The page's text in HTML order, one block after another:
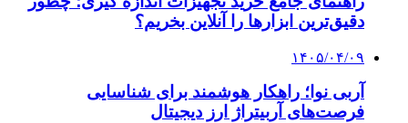
دقیق‌ترین ابزارها را آنلاین بخریم؟
۱۴۰۵/۰۴/۰۹
آربی نوا؛ راهکار هوشمند برای شناسایی
فرصت‌های آربیتراژ ارز دیجیتال